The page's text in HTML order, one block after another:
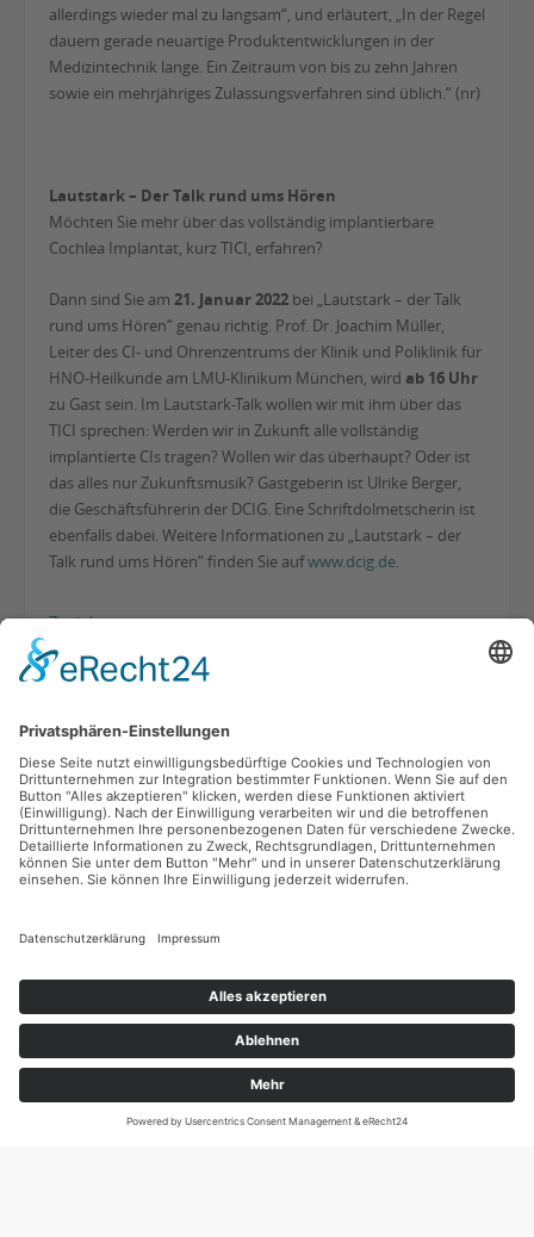
allerdings wieder mal zu langsam“, und erläutert, „In der Regel
dauern gerade neuartige Produktentwicklungen in der
Medizintechnik lange. Ein Zeitraum von bis zu zehn Jahren
sowie ein mehrjähriges Zulassungsverfahren sind üblich.“ (nr)
Lautstark – Der Talk rund ums Hören
Möchten Sie mehr über das vollständig implantierbare
Cochlea Implantat, kurz TICI, erfahren?
Dann sind Sie am 21. Januar 2022 bei „Lautstark – der Talk
rund ums Hören“ genau richtig. Prof. Dr. Joachim Müller,
Leiter des CI- und Ohrenzentrums der Klinik und Poliklinik für
HNO-Heilkunde am LMU-Klinikum München, wird ab 16 Uhr
zu Gast sein. Im Lautstark-Talk wollen wir mit ihm über das
TICI sprechen: Werden wir in Zukunft alle vollständig
implantierte CIs tragen? Wollen wir das überhaupt? Oder ist
das alles nur Zukunftsmusik? Gastgeberin ist Ulrike Berger,
die Geschäftsführerin der DCIG. Eine Schriftdolmetscherin ist
ebenfalls dabei. Weitere Informationen zu „Lautstark – der
Talk rund ums Hören“ finden Sie aufwww.dcig.de.
Zurück